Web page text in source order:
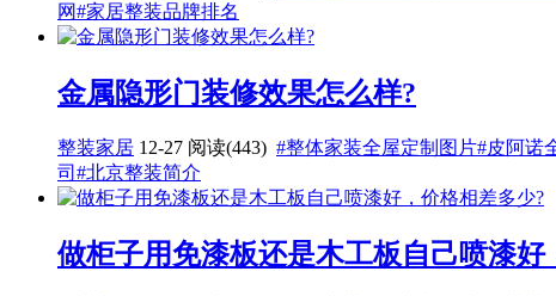
网#家居整装品牌排名
金属隐形门装修效果怎么样?
整装家居 12-27 阅读(443) #整体家装全屋定制图片#皮阿诺
司 #北京整装简介
做柜子用免漆板还是木工板自己喷漆好